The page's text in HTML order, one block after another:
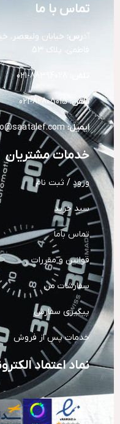
تماس با ما
رس: خیابان ولیعصر،
فاطمی، پلاک 53
تلفن:82805015-021
ایمیل:
خدمات مشتریان
ورود / ثبت نام
سبد خرید
تماس باما
قوانین و مقررات
سفارشات من
پیگیری سفارش
خدمات پس از فروش
نماد اعتماد